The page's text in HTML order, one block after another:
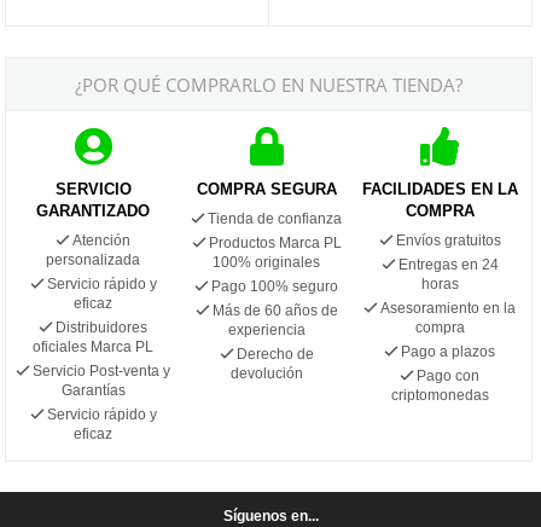
¿POR QUÉ COMPRARLO EN NUESTRA TIENDA?
SERVICIO
GARANTIZADO
Atención
personalizada
Servicio rápido y
eficaz
Distribuidores
oficiales Marca PL
Servicio Post-venta y
Garantías
Servicio rápido y
eficaz
COMPRA SEGURA
Tienda de confianza
Productos Marca PL
100% originales
Pago 100% seguro
Más de 60 años de
experiencia
Derecho de
devolución
FACILIDADES EN LA
COMPRA
Envíos gratuitos
Entregas en 24
horas
Asesoramiento en la
compra
Pago a plazos
Pago con
criptomonedas
Síguenos en...